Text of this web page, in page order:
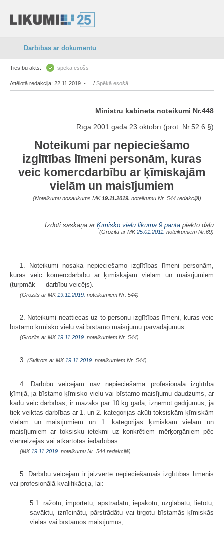
Darbības ar dokumentu
Tiesību akts: spēkā esošs
Attēlotā redakcija: 22.11.2019. - ... / Spēkā esošā
Ministru kabineta noteikumi Nr.448
Rīgā 2001.gada 23.oktobrī (prot. Nr.52 6.§)
Noteikumi par nepieciešamo
izglītības līmeni personām, kuras
veic komercdarbību ar ķīmiskajām
vielām un maisījumiem
(Noteikumu nosaukums MK19.11.2019. noteikumu Nr. 544 redakcijā)
Izdoti saskaņā ar Ķīmisko vielu likuma 9.panta piekto daļu
(Grozīta ar MK25.01.2011. noteikumiem Nr.69)
1. Noteikumi nosaka nepieciešamo izglītības līmeni personām,
kuras veic komercdarbību ar ķīmiskajām vielām un maisījumiem
(turpmāk — darbību veicējs).
(Grozīts ar MK 19.11.2019. noteikumiem Nr. 544)
2. Noteikumi neattiecas uz to personu izglītības līmeni, kuras veic
bīstamo ķīmisko vielu vai bīstamo maisījumu pārvadājumus.
(Grozīts ar MK 19.11.2019. noteikumiem Nr. 544)
3. (Svītrots ar MK 19.11.2019. noteikumiem Nr. 544)
4. Darbību veicējam nav nepieciešama profesionālā izglītība
ķīmijā, ja bīstamo ķīmisko vielu vai bīstamo maisījumu daudzums, ar
kādu veic darbības, ir mazāks par 10 kg gadā, izņemot gadījumus, ja
tiek veiktas darbības ar 1. un 2. kategorijas akūti toksiskām ķīmiskām
vielām un maisījumiem un 1. kategorijas ķīmiskām vielām un
maisījumiem ar toksisku ietekmi uz konkrētiem mērķorgāniem pēc
vienreizējas vai atkārtotas iedarbības.
(MK 19.11.2019. noteikumu Nr. 544 redakcijā)
5. Darbību veicējam ir jāizvērtē nepieciešamais izglītības līmenis
vai profesionālā kvalifikācija, lai:
5.1. ražotu, importētu, apstrādātu, iepakotu, uzglabātu, lietotu,
savāktu, iznīcinātu, pārstrādātu vai tirgotu bīstamās ķīmiskās
vielas vai bīstamos maisījumus;